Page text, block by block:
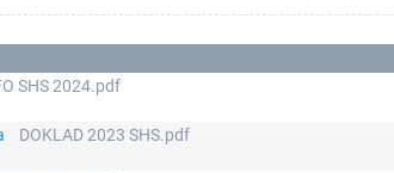
SHS 2024.pdf
DOKLAD 2023 SHS.pdf